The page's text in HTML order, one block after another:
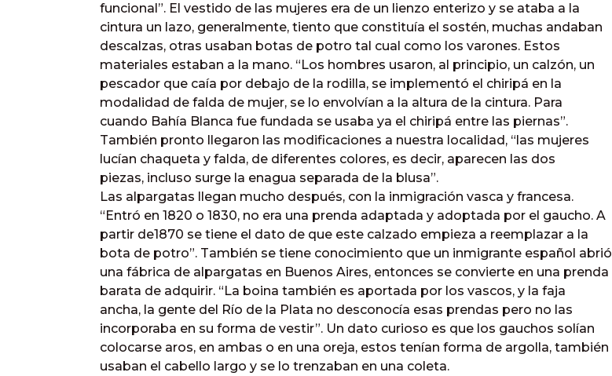
funcional”. El vestido de las mujeres era de un lienzo enterizo y se ataba a la
cintura un lazo, generalmente, tiento que constituía el sostén, muchas andaban
descalzas, otras usaban botas de potro tal cual como los varones. Estos
materiales estaban a la mano. “Los hombres usaron, al principio, un calzón, un
pescador que caía por debajo de la rodilla, se implementó el chiripá en la
modalidad de falda de mujer, se lo envolvían a la altura de la cintura. Para
cuando Bahía Blanca fue fundada se usaba ya el chiripá entre las piernas”.
También pronto llegaron las modificaciones a nuestra localidad, “las mujeres
lucían chaqueta y falda, de diferentes colores, es decir, aparecen las dos
piezas, incluso surge la enagua separada de la blusa”.
Las alpargatas llegan mucho después, con la inmigración vasca y francesa.
“Entró en 1820 o 1830, no era una prenda adaptada y adoptada por el gaucho. A
partir de1870 se tiene el dato de que este calzado empieza a reemplazar a la
bota de potro”. También se tiene conocimiento que un inmigrante español abrió
una fábrica de alpargatas en Buenos Aires, entonces se convierte en una prenda
barata de adquirir. “La boina también es aportada por los vascos, y la faja
ancha, la gente del Río de la Plata no desconocía esas prendas pero no las
incorporaba en su forma de vestir”. Un dato curioso es que los gauchos solían
colocarse aros, en ambas o en una oreja, estos tenían forma de argolla, también
usaban el cabello largo y se lo trenzaban en una coleta.